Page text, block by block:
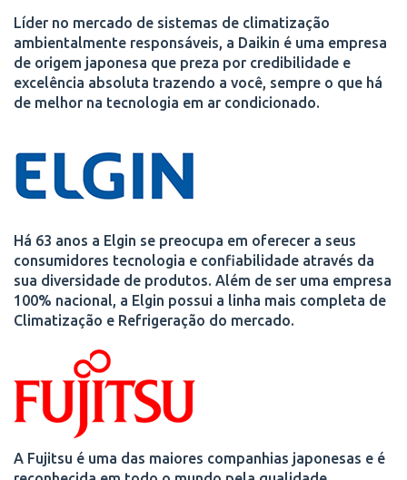
Líder no mercado de sistemas de climatização
ambientalmente responsáveis, a Daikin é uma empresa
de origem japonesa que preza por credibilidade e
excelência absoluta trazendo a você, sempre o que há
de melhor na tecnologia em ar condicionado.
Há 63 anos a Elgin se preocupa em oferecer a seus
consumidores tecnologia e confiabilidade através da
sua diversidade de produtos. Além de ser uma empresa
100% nacional, a Elgin possui a linha mais completa de
Climatização e Refrigeração do mercado.
A Fujitsu é uma das maiores companhias japonesas e é